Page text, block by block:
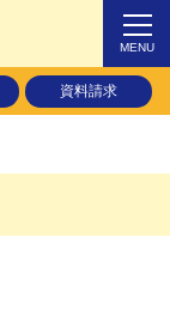
MENU
資料請求